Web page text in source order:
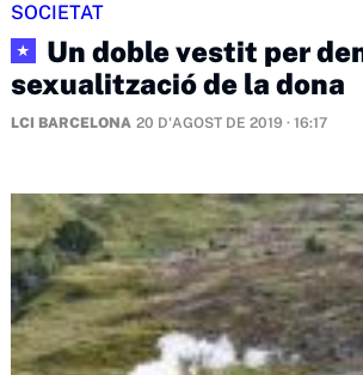
SOCIETAT
★
Un doble vestit per
sexualització de la dona
LCI BARCELONA 20 D'AGOST DE 2019 · 16:17